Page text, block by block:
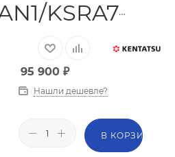
KSGA70HFAN1/KSRA70HFAN1
95 900₽
Нашли дешевле?
В КОРЗИНУ